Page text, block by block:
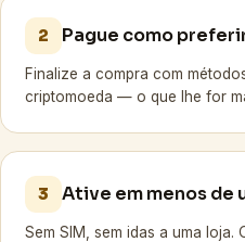
2 Pague como
Finalize a compra com
criptomoeda — o que lhe for
3 Ative em menos de
Sem SIM, sem idas a uma